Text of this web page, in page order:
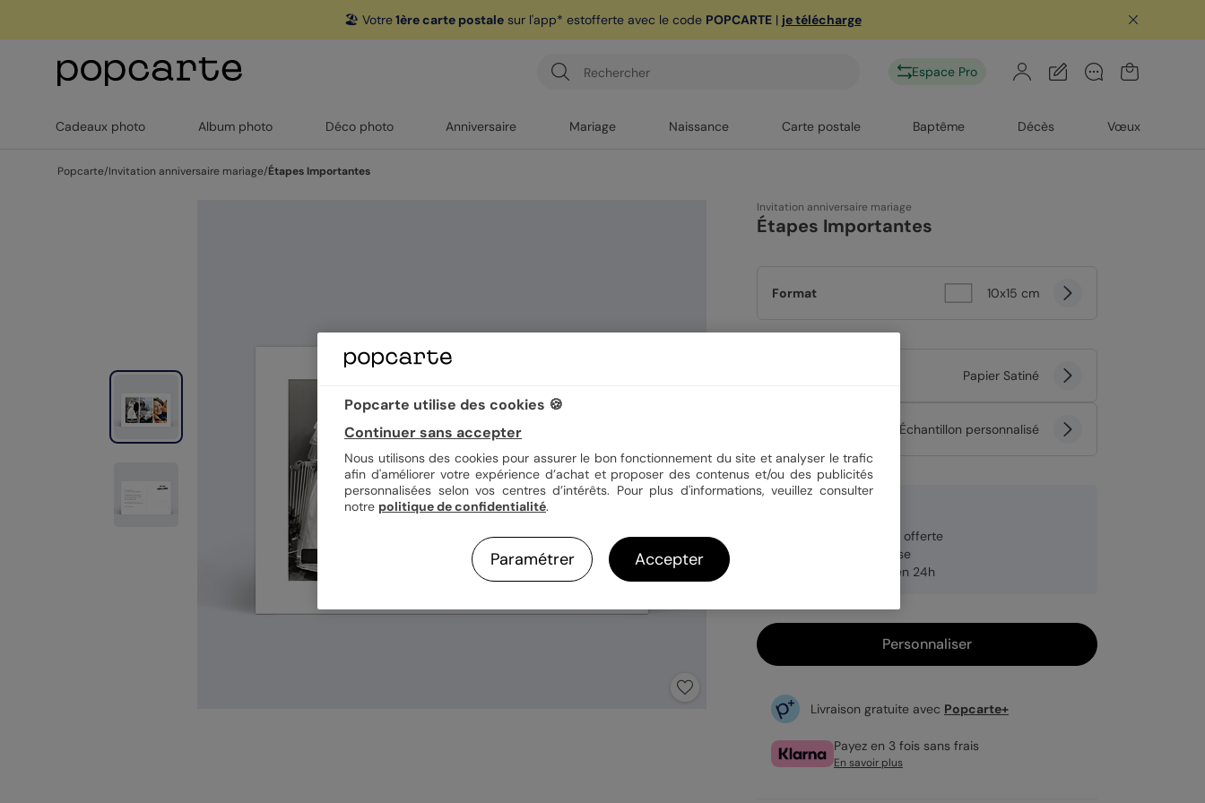
🏖️ Votre1ère carte postalesur l'app* estofferte avec le code POPCARTE| je télécharge
Espace Pro
Cadeaux photo Album photo Déco photo Anniversaire Mariage Naissance Carte postale Baptême Décès Vœux
Popcarte/Invitation anniversaire mariage/Étapes Importantes
Invitation anniversaire mariage
Étapes Importantes
Format 10x15 cm
Papier Satiné
Échantillon personnalisé
Enveloppe blanche offerte
Fabrication française
Expédition rapide en 24h
Personnaliser
Livraison gratuite avec Popcarte+
Payez en 3 fois sans frais
En savoir plus
Popcarte utilise des cookies 🍪
Continuer sans accepter
Nous utilisons des cookies pour assurer le bon fonctionnement du site et analyser le trafic
afin d'améliorer votre expérience d’achat et proposer des contenus et/ou des publicités
personnalisées selon vos centres d’intérêts. Pour plus d'informations, veuillez consulter
notre politique de confidentialité.
Paramétrer Accepter